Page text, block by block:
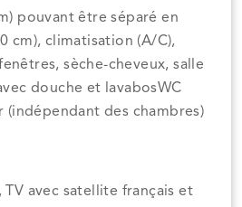
pouvant être séparé en
cm), climatisation (A/C),
sèche-cheveux, salle
douche et lavabosWC
(indépendant des chambres)
avec satellite français et